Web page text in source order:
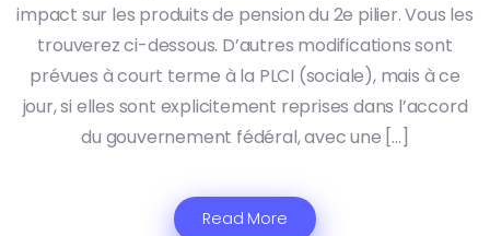
impact sur les produits de pension du 2e pilier. Vous les
trouverez ci-dessous. D’autres modifications sont
prévues à court terme à la PLCI (sociale), mais à ce
jour, si elles sont explicitement reprises dans l’accord
du gouvernement fédéral, avec une […]
Read More